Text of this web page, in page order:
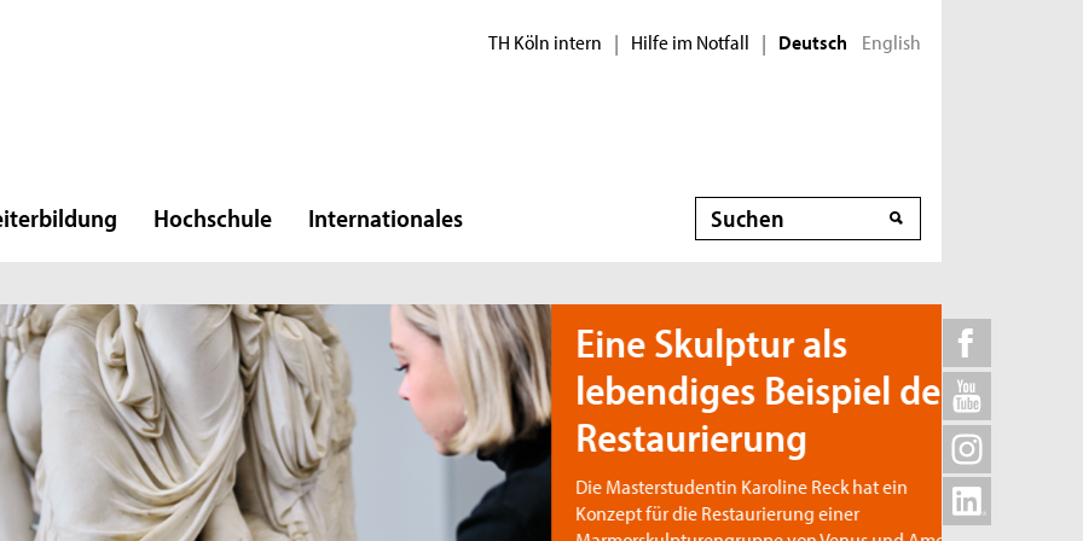
TH Köln intern | Hilfe im Notfall | Deutsch English
Hochschule Internationales Suche
Eine Skulptur als
lebendiges Beispiel der
Restaurierung
Die Masterstudentin Karoline Reck hat ein
Konzept für die Restaurierung einer